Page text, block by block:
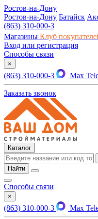
Ростов-на-Дону
Ростов-на-Дону Батайск
(863) 310-000-3
Магазины Клуб
Вход или регистрация
Способы связи
×
(863) 310-000-3 Max
Заказать звонок
Каталог
Найти
Способы связи
×
(863) 310-000-3 Max